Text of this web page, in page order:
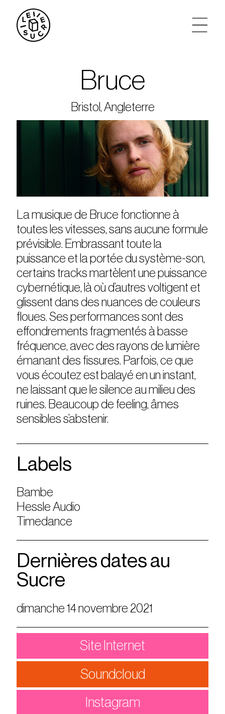
agenda
tickets
le sucre max
partenariats
privatisations
Bruce
Bristol, Angleterre
La musique de Bruce fonctionne à
toutes les vitesses, sans aucune formule
prévisible. Embrassant toute la
puissance et la portée du système-son,
certains tracks martèlent une puissance
cybernétique, là où d’autres voltigent et
glissent dans des nuances de couleurs
floues. Ses performances sont des
effondrements fragmentés à basse
fréquence, avec des rayons de lumière
émanant des fissures. Parfois, ce que
vous écoutez est balayé en un instant,
ne laissant que le silence au milieu des
ruines. Beaucoup de feeling, âmes
sensibles s’abstenir.
Labels
Bambe
Hessle Audio
Timedance
Dernières dates au
Sucre
dimanche 14 novembre 2021
Site Internet
Soundcloud
Instagram